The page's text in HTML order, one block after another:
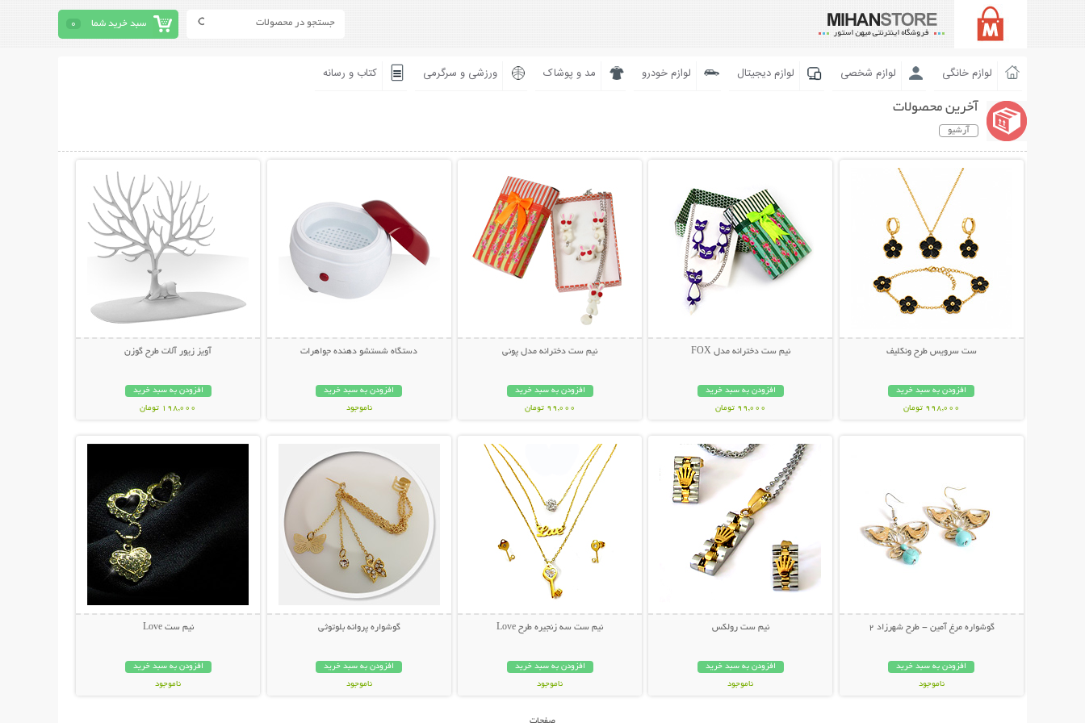
سبد خرید شما 0
لوازم خانگی لوازم شخصی لوازم دیجیتال لوازم خودرو مد و پوشاک ورزشی و سرگرمی کتاب و رسانه
آخرین محصولات
آرشیو
ست سرویس طرح ونکلیف
افزودن به سبد خرید
998,000 تومان
نیم ست دخترانه مدل FOX
افزودن به سبد خرید
99,000 تومان
نیم ست دخترانه مدل پونی
افزودن به سبد خرید
99,000 تومان
دستگاه شستشو دهنده جواهرات
افزودن به سبد خرید
ناموجود
آویز زیور آلات طرح گوزن
افزودن به سبد خرید
198,000 تومان
گوشواره مرغ آمين - طرح شهرزاد 2
افزودن به سبد خرید
ناموجود
نیم ست رولکس
افزودن به سبد خرید
ناموجود
نیم ست سه زنجیره طرح Love
افزودن به سبد خرید
ناموجود
گوشواره پروانه بلوتوثی
افزودن به سبد خرید
ناموجود
نیم ست Love
افزودن به سبد خرید
ناموجود